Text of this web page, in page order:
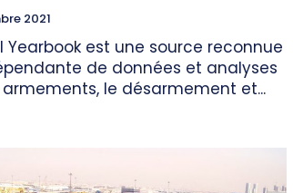
2021
Yearbook est une source reconnue
de données et analyses
armements, le désarmement et...